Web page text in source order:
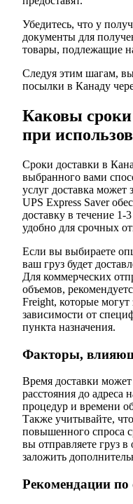
Убедитесь, что у
документы для
товары, подлежащие
Следуя этим шагам, вы
посылки в Канаду
Каковы
при
Сроки доставки в
выбранного вами
услуг доставка может
UPS Express Saver
доставку в течение 1-
удобно для срочных
Если вы выбираете
ваш груз будет
Для коммерческих
объемов,
Freight, которые могут
зависимости от
пункта назначения.
Факторы,
Время доставки может
расстояния до адреса
процедур и времени
Также учитывайте,
повышенного спроса
вы отправляете груз
заложить
Рекомендации